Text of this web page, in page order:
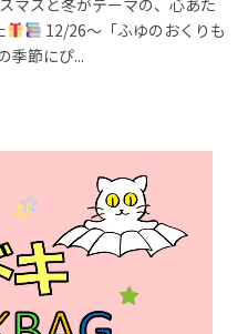
12/26～「ふゆのおくりも
季節にぴ...